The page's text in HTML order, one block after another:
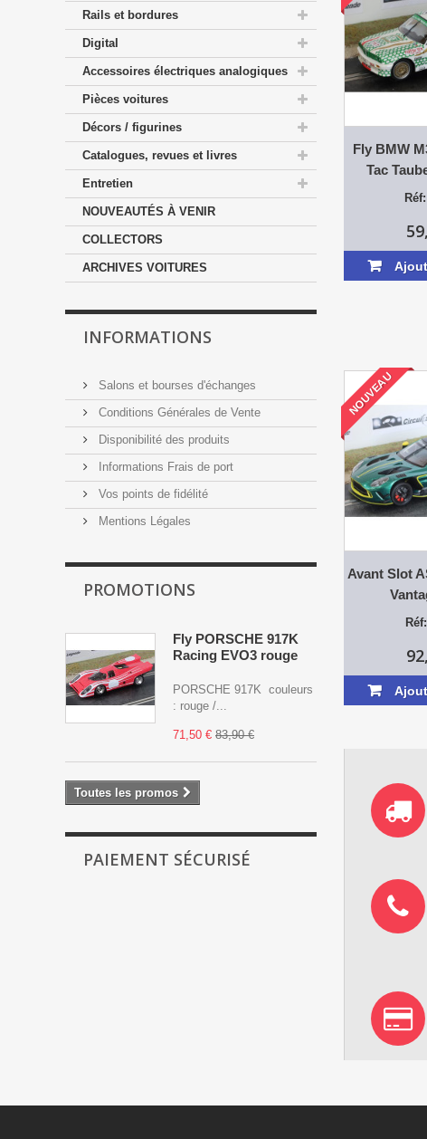
Rails et bordures
Digital
Accessoires électriques analogiques
Pièces voitures
Décors / figurines
Catalogues, revues et livres
Entretien
NOUVEAUTÉS À VENIR
COLLECTORS
ARCHIVES VOITURES
INFORMATIONS
Salons et bourses d'échanges
Conditions Générales de Vente
Disponibilité des produits
Informations Frais de port
Vos points de fidélité
Mentions Légales
PROMOTIONS
Fly PORSCHE 917K
Racing EVO3 rouge
PORSCHE 917K couleurs
: rouge /...
71,50 € 83,90 €
Toutes les promos
PAIEMENT SÉCURISÉ
Fly BMW
Tac
NOUVEAU
Avant Slot